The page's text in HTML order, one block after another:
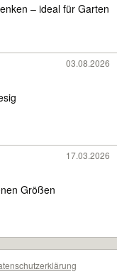
– ideal für Garten
03.08.2026
17.03.2026
Größen